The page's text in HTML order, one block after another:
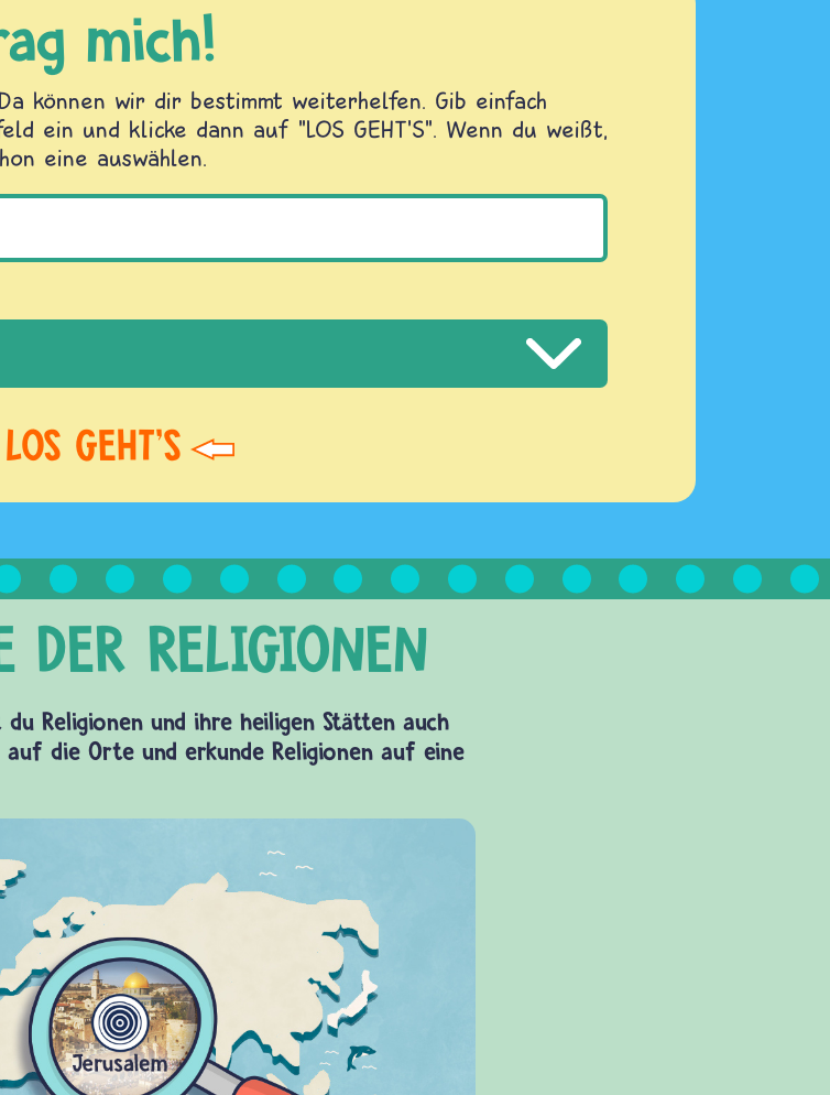
mich!
können wir dir bestimmt weiterhelfen. Gib einfach
ein und klicke dann auf "LOS GEHT'S". Wenn du weißt,
eine auswählen.
Religionen und ihre heiligen Stätten auch
auf die Orte und erkunde Religionen auf eine